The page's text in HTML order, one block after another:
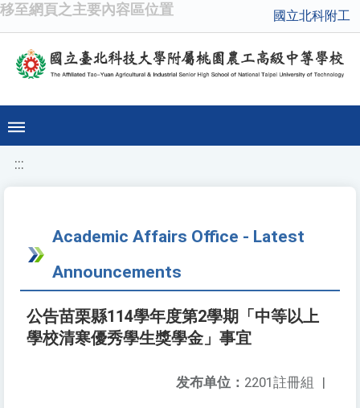
移至網頁之主要內容區位置 國立北科附工
:::
Academic Affairs Office - Latest
Announcements
公告苗栗縣114學年度第2學期「中等以上
學校清寒優秀學生獎學金」事宜
发布单位： 2201註冊組 |